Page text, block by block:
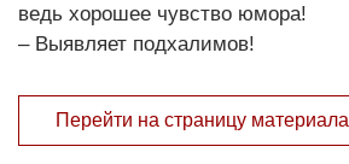
ведь хорошее чувство юмора!
– Выявляет подхалимов!
Перейти на страницу материала